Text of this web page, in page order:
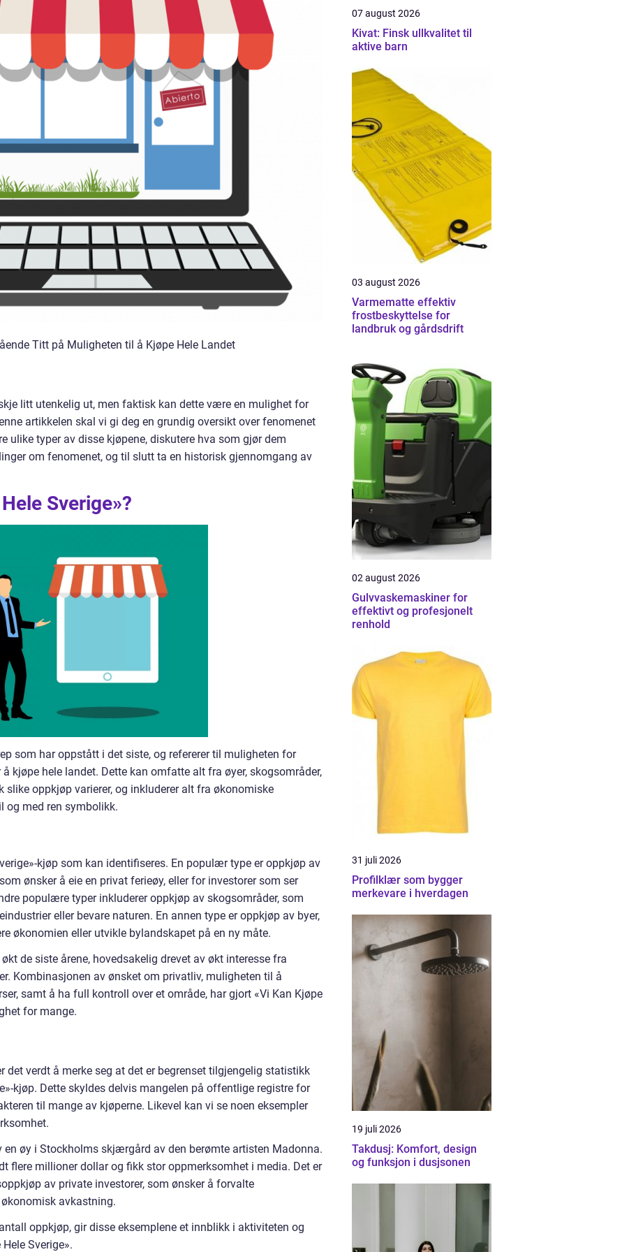
Titt på Muligheten til å Kjøpe Hele Landet
litt utenkelig ut, men faktisk kan dette være en mulighet for
artikkelen skal vi gi deg en grundig oversikt over fenomenet
ulike typer av disse kjøpene, diskutere hva som gjør dem
om fenomenet, og til slutt ta en historisk gjennomgang av
Sverige»?
som har oppstått i det siste, og refererer til muligheten for
kjøpe hele landet. Dette kan omfatte alt fra øyer, skogsområder,
slike oppkjøp varierer, og inkluderer alt fra økonomiske
og med ren symbolikk.
kjøp som kan identifiseres. En populær type er oppkjøp av
ønsker å eie en privat ferieøy, eller for investorer som ser
populære typer inkluderer oppkjøp av skogsområder, som
eller bevare naturen. En annen type er oppkjøp av byer,
økonomien eller utvikle bylandskapet på en ny måte.
de siste årene, hovedsakelig drevet av økt interesse fra
Kombinasjonen av ønsket om privatliv, muligheten til å
samt å ha full kontroll over et område, har gjort «Vi Kan Kjøpe
for mange.
det verdt å merke seg at det er begrenset tilgjengelig statistikk
kjøp. Dette skyldes delvis mangelen på offentlige registre for
til mange av kjøperne. Likevel kan vi se noen eksempler
en øy i Stockholms skjærgård av den berømte artisten Madonna.
flere millioner dollar og fikk stor oppmerksomhet i media. Det er
av private investorer, som ønsker å forvalte
avkastning.
oppkjøp, gir disse eksemplene et innblikk i aktiviteten og
Sverige».
07 august 2026
Kivat: Finsk ullkvalitet til
aktive barn
03 august 2026
Varmematte effektiv
frostbeskyttelse for
landbruk og gårdsdrift
02 august 2026
Gulvvaskemaskiner for
effektivt og profesjonelt
renhold
31 juli 2026
Profilklær som bygger
merkevare i hverdagen
19 juli 2026
Takdusj: Komfort, design
og funksjon i dusjsonen